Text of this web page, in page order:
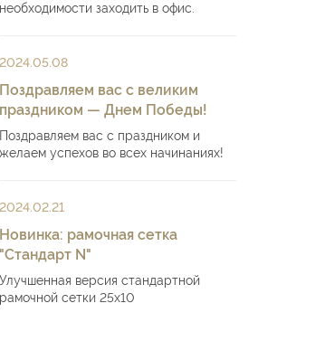
необходимости заходить в офис.
2024.05.08
Поздравляем вас с великим
праздником — Днем Победы!
Поздравляем вас с праздником и
желаем успехов во всех начинаниях!
2024.02.21
Новинка: рамочная сетка
"Стандарт N"
Улучшенная версия стандартной
рамочной сетки 25х10